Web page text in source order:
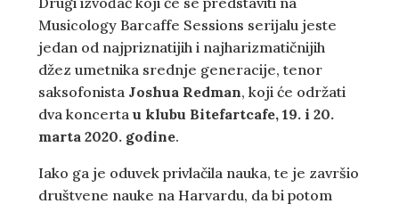
Musicology Barcaffe Sessions serijalu jeste
jedan od najpriznatijih i najharizmatičnijih
džez umetnika srednje generacije, tenor
saksofonista Joshua Redman, koji će održati
dva koncerta u klubu Bitefartcafe, 19. i 20.
marta 2020. godine.
Iako ga je oduvek privlačila nauka, te je završio
društvene nauke na Harvardu, da bi potom